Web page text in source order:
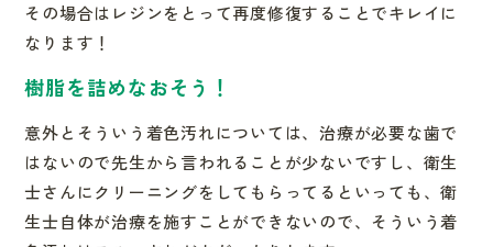
その場合はレジンをとって再度修復することでキレイに
なります！
樹脂を詰めなおそう！
意外とそういう着色汚れについては、治療が必要な歯で
はないので先生から言われることが少ないですし、 衛生
士さんにクリーニングをしてもらってるといっても、衛
生士自体が治療を施すことができないので、そういう着